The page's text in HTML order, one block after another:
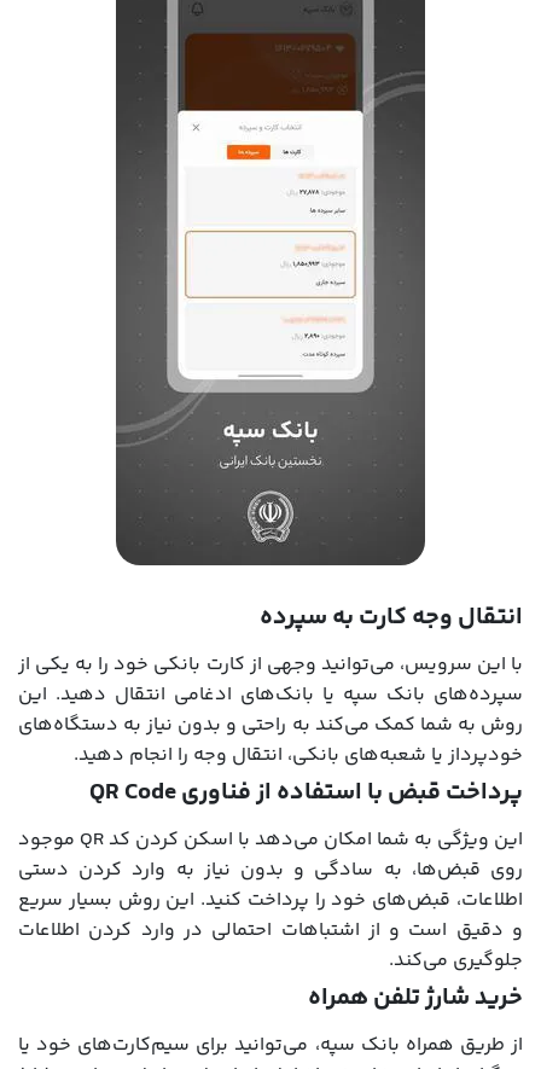
انتقال وجه کارت به سپرده
با این سرویس، می‌توانید وجهی از کارت بانکی خود را به یکی از
سپرده‌های بانک سپه یا بانک‌های ادغامی انتقال دهید. این
روش به شما کمک می‌کند به راحتی و بدون نیاز به دستگاه‌های
خودپرداز یا شعبه‌های بانکی، انتقال وجه را انجام دهید.
پرداخت قبض با استفاده از فناوری QR Code
این ویژگی به شما امکان می‌دهد با اسکن کردن کد QR موجود
روی قبض‌ها، به سادگی و بدون نیاز به وارد کردن دستی
اطلاعات، قبض‌های خود را پرداخت کنید. این روش بسیار سریع
و دقیق است و از اشتباهات احتمالی در وارد کردن اطلاعات
جلوگیری می‌کند.
خرید شارژ تلفن همراه
از طریق همراه بانک سپه، می‌توانید برای سیم‌کارت‌های خود یا